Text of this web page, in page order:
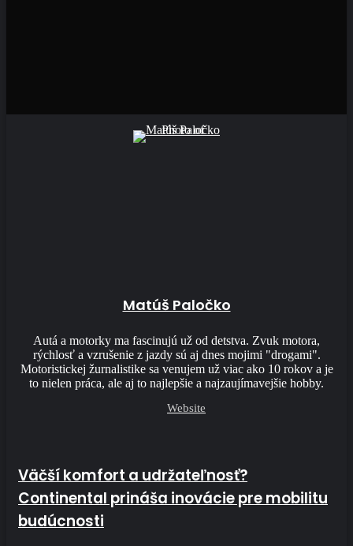
Matúš Paločko
Autá a motorky ma fascinujú už od detstva. Zvuk motora,
rýchlosť a vzrušenie z jazdy sú aj dnes mojimi "drogami".
Motoristickej žurnalistike sa venujem už viac ako 10 rokov a je
to nielen práca, ale aj to najlepšie a najzaujímavejšie hobby.
Website
Väčší komfort a udržateľnosť? Continental prináša inovácie pre
mobilitu budúcnosti
Väčší komfort a udržateľnosť?
Continental prináša inovácie pre mobilitu
budúcnosti